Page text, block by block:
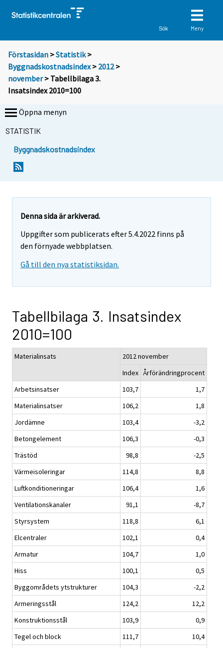
Sök Meny
Förstasidan >Statistik >
Byggnadskostnadsindex> 2012>
november> Tabellbilaga 3.
Insatsindex 2010=100
Öppna menyn
STATISTIK
Byggnadskostnadsindex
Denna sida är arkiverad.
Uppgifter som publicerats efter 5.4.2022 finns på
den förnyade webbplatsen.
Gå till den nya statistiksidan.
Tabellbilaga 3. Insatsindex
2010=100
Materialinsats
2012 november
Index Årförändringprocent
Arbetsinsatser
103,7
1,7
Materialinsatser
106,2
1,8
Jordämne
103,4
-3,2
Betongelement
106,3
-0,3
Trästöd
98,8
-2,5
Värmeisoleringar
114,8
8,8
Luftkonditioneringar
106,4
1,6
Ventilationskanaler
91,1
-8,7
Styrsystem
118,8
6,1
Elcentraler
102,1
0,4
Armatur
104,7
1,0
Hiss
100,1
0,5
Byggområdets ytstrukturer
104,3
-2,2
Armeringsstål
124,2
12,2
Konstruktionsstål
103,9
0,9
Tegel och block
111,7
10,4